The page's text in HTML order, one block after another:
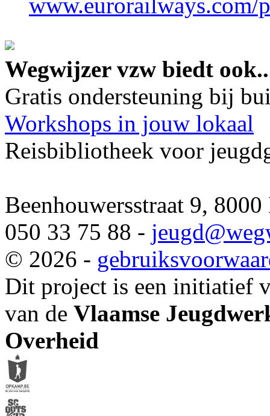
Wegwijzer vzw biedt
Gratis ondersteuning bij
Workshops in jouw lokaal
Reisbibliotheek voor
Beenhouwersstraat 9,
050 33 75 88 - jeugd
© 2026 -
Dit project is een initiatief
van de Vlaamse
Overheid